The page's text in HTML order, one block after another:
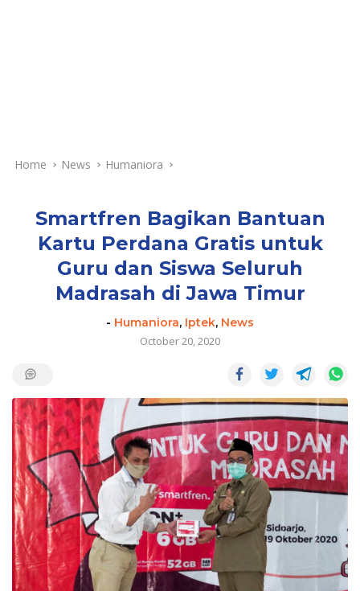
Home News Humaniora
Smartfren Bagikan Bantuan
Kartu Perdana Gratis untuk
Guru dan Siswa Seluruh
Madrasah di Jawa Timur
- Humaniora, Iptek, News
October 20, 2020